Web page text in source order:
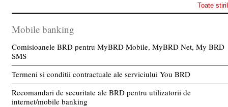
Toate
Mobile banking
Comisioanele BRD pentru MyBRD Mobile, MyBRD Net, My BRD
SMS
Termeni si conditii contractuale ale serviciului You BRD
Recomandari de securitate ale BRD pentru utilizatorii de
internet/mobile banking